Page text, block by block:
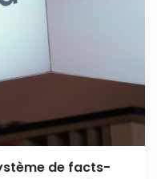
de facts-